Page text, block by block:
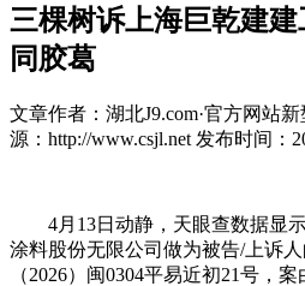
三棵树诉上海巨乾建
同胶葛
文章作者：湖北J9.com·官方网站
源：http://www.csjl.net 发布时间：
4月13日动静，天眼查数据显示
涂料股份无限公司做为被告/上诉
（2026）闽0304平易近初21号，